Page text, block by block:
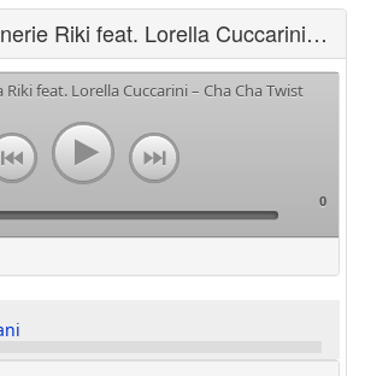
feat. Lorella Cuccarini – Cha Cha Twist
Riki feat. Lorella Cuccarini – Cha Cha Twist
0